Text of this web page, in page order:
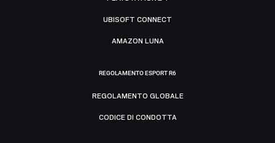
UBISOFT CONNECT
AMAZON LUNA
REGOLAMENTO ESPORT R6
REGOLAMENTO GLOBALE
CODICE DI CONDOTTA